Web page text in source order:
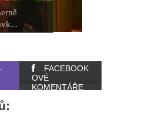
Tvůrce prozradil, pro
Scorpiona zní hodně
FACEBOOK
OVÉ
KOMENTÁŘE